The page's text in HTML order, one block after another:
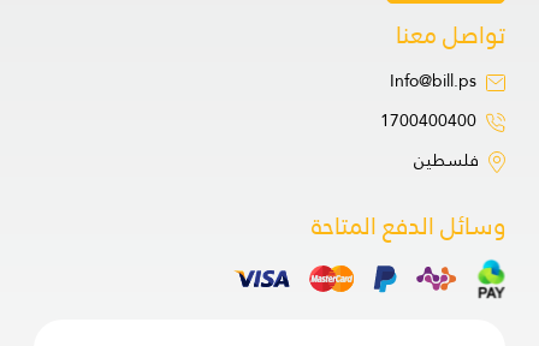
تواصل معنا
Info@bill.ps
1700400400
فلسطين
وسائل الدفع المتاحة